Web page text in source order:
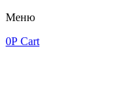
Меню
0Р Cart